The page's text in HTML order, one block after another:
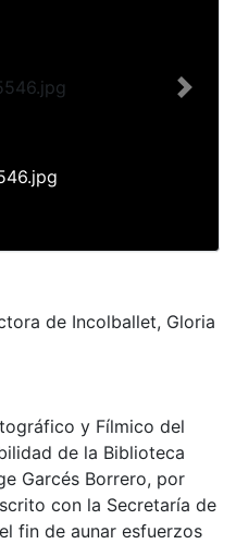
Next
de Incolballet, Gloria
y Fílmico del
de la Biblioteca
Garcés Borrero, por
con la Secretaría de
fin de aunar esfuerzos